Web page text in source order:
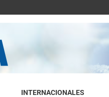
INTERNACIONALES